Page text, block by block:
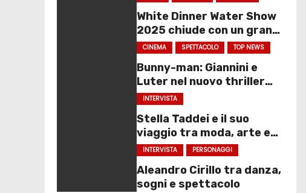
White Dinner Water Show
2025 chiude con un gran
finale
CINEMA SPETTACOLO TOP NEWS
Bunny-man: Giannini e
Luter nel nuovo thriller
sociale
INTERVISTA
Stella Taddei e il suo
viaggio tra moda, arte e
spettacolo
INTERVISTA PERSONAGGI
Aleandro Cirillo tra danza,
sogni e spettacolo